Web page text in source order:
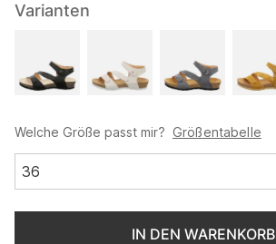
Varianten
Welche Größe passt mir? Größentabelle
36
IN DEN WARENKORB